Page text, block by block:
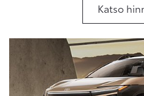
Katso